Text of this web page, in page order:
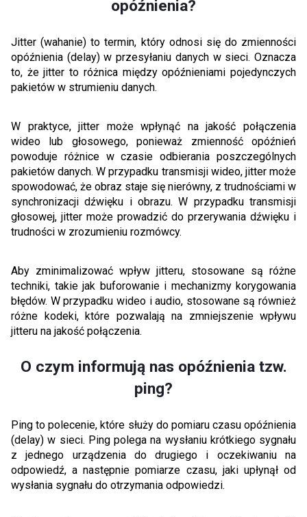
opóźnienia?
Jitter (wahanie) to termin, który odnosi się do zmienności
opóźnienia (delay) w przesyłaniu danych w sieci. Oznacza
to, że jitter to różnica między opóźnieniami pojedynczych
pakietów w strumieniu danych.
W praktyce, jitter może wpłynąć na jakość połączenia
wideo lub głosowego, ponieważ zmienność opóźnień
powoduje różnice w czasie odbierania poszczególnych
pakietów danych. W przypadku transmisji wideo, jitter może
spowodować, że obraz staje się nierówny, z trudnościami w
synchronizacji dźwięku i obrazu. W przypadku transmisji
głosowej, jitter może prowadzić do przerywania dźwięku i
trudności w zrozumieniu rozmówcy.
Aby zminimalizować wpływ jitteru, stosowane są różne
techniki, takie jak buforowanie i mechanizmy korygowania
błędów. W przypadku wideo i audio, stosowane są również
różne kodeki, które pozwalają na zmniejszenie wpływu
jitteru na jakość połączenia.
O czym informują nas opóźnienia tzw.
ping?
Ping to polecenie, które służy do pomiaru czasu opóźnienia
(delay) w sieci. Ping polega na wysłaniu krótkiego sygnału
z jednego urządzenia do drugiego i oczekiwaniu na
odpowiedź, a następnie pomiarze czasu, jaki upłynął od
wysłania sygnału do otrzymania odpowiedzi.